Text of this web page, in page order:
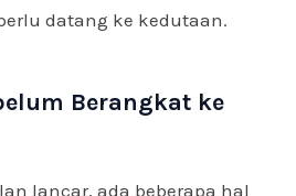
datang ke kedutaan.
Berangkat ke
lancar, ada beberapa hal